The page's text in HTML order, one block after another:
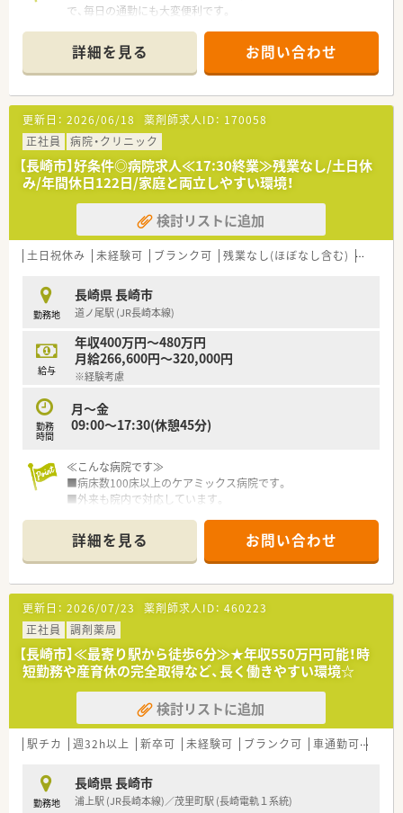
で、毎日の通勤にも大変便利です。
数は平均25枚程度となっています。
■在宅は個人宅3件と施設1件ございますが、施設は配達のみで
業務負担少なめです。
【法人特徴について】
■宮崎県を中心に福岡・長崎・島根・大阪に24店舗の調剤薬局を
チェーン展開している法人です。
■「医薬品総合企業」をビジョンに掲げ、ボランタリーチェーン
の運営などで業界全体の成長を支援しています。
■現場の意見を尊重するボトムアップの経営方針で、ノルマに追
われず働きやすい環境が特徴です。
■退職金制度はもちろん、財形貯蓄や401k確定拠出年金制度な
ど、手厚い福利厚生が整っています。
■平日の営業時間は17時30分までとなっており、終業後のプラ
イベートな時間も大切にできます。
■始業前の準備にかかる10分間も残業代として支給するなど、
労務管理が徹底されたクリーンな職場です。
■本人の希望を第一に考えており、都道府県をまたぐような転居
を伴う異動は原則として発生しません。
詳細を見る お問い合わせ
更新日： 2026/06/18 薬剤師求人ID： 170058
正社員
病院・クリニック
【長崎市】好条件◎病院求人≪17:30終業≫残業なし/土日休
み/年間休日122日/家庭と両立しやすい環境！
検討リストに追加
土日祝休み 未経験可 ブランク可 残業なし(ほぼなし含む) 車通勤
勤務地
長崎県 長崎市
道ノ尾駅 (JR長崎本線)
給与
年収400万円～480万円
月給266,600円～320,000円
※経験考慮
勤務
時間
月～金
09:00～17:30(休憩45分)
≪こんな病院です≫
■病床数100床以上のケアミックス病院です。
■外来も院内で対応しています。
詳細を見る お問い合わせ
更新日： 2026/07/23 薬剤師求人ID： 460223
正社員
調剤薬局
【長崎市】≪最寄り駅から徒歩6分≫★年収550万円可能！時
短勤務や産育休の完全取得など、長く働きやすい環境☆
検討リストに追加
駅チカ 週32h以上 新卒可 未経験可 ブランク可 車通勤可
勤務地
長崎県 長崎市
浦上駅 (JR長崎本線)／茂里町駅 (長崎電軌１系統)